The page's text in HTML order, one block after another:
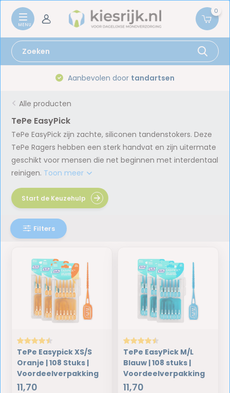
0
Gratis verzenden vanaf
Alle producten
TePe EasyPick
TePe EasyPick zijn zachte, siliconen tandenstokers. Deze
TePe Ragers hebben een sterk handvat en zijn uitermate
geschikt voor mensen die net beginnen met interdentaal
reinigen. Toon meer
Filters
Start de Keuzehulp
TePe Easypick XS/S
Oranje | 108 Stuks |
Voordeelverpakking
11,70
TePe EasyPick M/L
Blauw | 108 stuks |
Voordeelverpakking
11,70